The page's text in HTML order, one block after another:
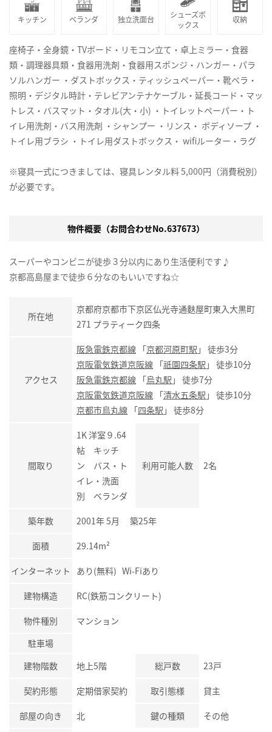
キッチン ベランダ 独立洗面台
シューズボ
ックス
収納
座椅子・全身鏡・TVボード・リモコン立て・卓上ミラー・食器
類・調理器具類・食器用洗剤・食器用スポンジ・ハンガー・パラ
ソルハンガー ・ダストボックス・ティッシュペーパー・靴ベラ・
照明・デジタル時計・テレビアンテナケーブル・延長コード・マッ
トレス・バスマット・タオル(大・小) ・トイレットペーパー・ト
イレ用洗剤・バス用洗剤 ・シャンプー ・リンス・ ボディソープ ・
トイレ用ブラシ ・トイレ用ダストボックス・ wifiルーター・ラグ
※寝具一式につきましては、寝具レンタル料 5,000円（消費税別）
が必要です。
物件概要（お問合わせNo.637673）
スーパーやコンビニが徒歩３分以内にあり生活便利です♪
京都高島屋まで徒歩６分なのもいいですね☆
所在地
京都府京都市下京区仏光寺通麩屋町東入大黒町
271 プラティーク四条
アクセス
阪急電鉄京都線 「京都河原町駅 」 徒歩3分
京阪電気鉄道京阪線 「祇園四条駅 」 徒歩10分
阪急電鉄京都線 「烏丸駅 」 徒歩7分
京阪電気鉄道京阪線 「清水五条駅 」 徒歩10分
京都市烏丸線 「四条駅 」 徒歩8分
間取り
1K 洋室９.64
帖 キッチ
ン バス・ト
イレ・洗面
別 ベランダ
利用可能人数 2名
築年数 2001年 5月 築25年
面積 29.14m²
インターネット あり(無料) Wi-Fiあり
建物構造 RC(鉄筋コンクリート)
物件種別
マンション
駐車場
建物階数
地上5階 総戸数 23戸
契約形態 定期借家契約 取引態様 貸主
部屋の向き 北 鍵の種類 その他